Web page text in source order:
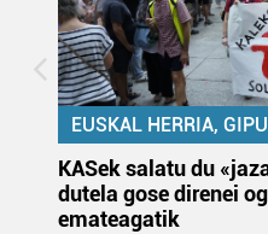
EUSKAL HERRIA,
KASek salatu du
dutela gose direnei
emateagatik